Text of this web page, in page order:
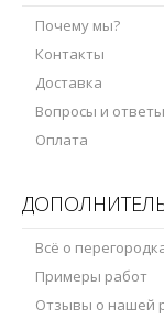
Почему мы?
Контакты
Доставка
Вопросы и ответы
Оплата
Всё о
Примеры работ
Отзывы о нашей